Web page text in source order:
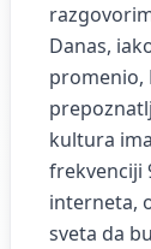
Danas,
promenio,
kultura
frekvenciji
interneta,
sveta da